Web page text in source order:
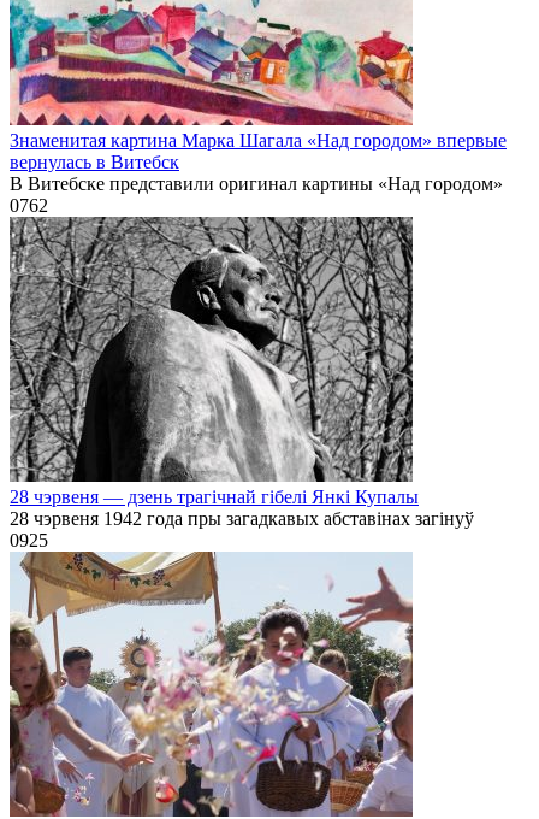
Знаменитая картина Марка Шагала «Над городом» впервые
вернулась в Витебск
В Витебске представили оригинал картины «Над городом»
0762
28 чэрвеня — дзень трагічнай гібелі Янкі Купалы
28 чэрвеня 1942 года пры загадкавых абставінах загінуў
0925